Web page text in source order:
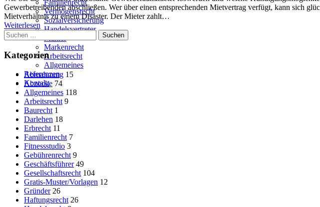
Familienrecht
Vermögensrecht
Sozialversicherung
Handelsvertreter
Makler
Markenrecht
Arbeitsrecht
Allgemeines
Referenzen
Kontakt
Gewerbetreibenden abschließen. Wer über einen entsprechenden Mietvertrag verfügt, kann sich
Mietverhältnis zu einem Disaster. Der Mieter zahlt…
Weiterlesen
Suchen
nach:
Kategorien
Abmahnung 15
Abzocke 74
Allgemeines 118
Arbeitsrecht 9
Baurecht 1
Darlehen 18
Erbrecht 11
Familienrecht 7
Fitnessstudio 3
Gebührenrecht 9
Geschäftsführer 49
Gesellschaftsrecht 104
Gratis-Muster/Vorlagen 12
Gründer 26
Haftungsrecht 26